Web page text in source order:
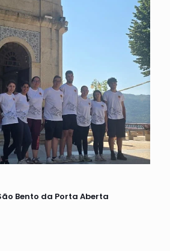
Bento da Porta Aberta